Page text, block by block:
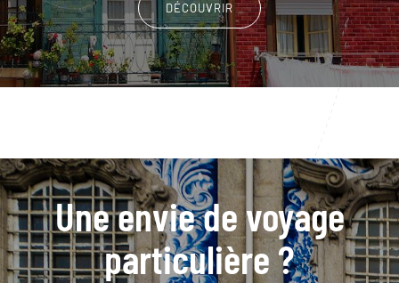
DÉCOUVRIR
Une envie de voyage
particulière ?